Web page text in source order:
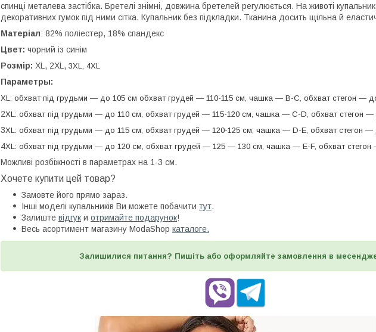
спинці металева застібка. Бретелі знімні, довжина бретелей регулюється. На животі
декоративних гумок під ними сітка. Купальник без підкладки. Тканина досить щільна й
Матеріал: 82% поліестер, 18% спандекс
Цвет: чорний із синім
Розмір: XL, 2XL, 3XL, 4XL
Параметры:
XL : обхват під грудьми — до 105 см обхват грудей — 110-115 см, чашка — В-С , обхват стегон —
2XL : обхват під грудьми — до 110 см, обхват грудей — 115-120 см, чашка — С-D , обхват стегон
3XL : обхват під грудьми — до 115 см, обхват грудей — 120-125 см, чашка — D-E, обхват стегон —
4XL : обхват під грудьми — до 120 см, обхват грудей — 125 — 130 см, чашка — Е-F, обхват стегон
Можливі розбіжності в параметрах на 1-3 см.
Хочете купити цей товар?
Замовте його прямо зараз.
Інші моделі купальників Ви можете побачити тут.
Залиште відгук и отримайте подарунок!
Весь асортимент магазину ModaShop каталоге.
Залишилися питання? Пишіть або оформляйте замовлення в